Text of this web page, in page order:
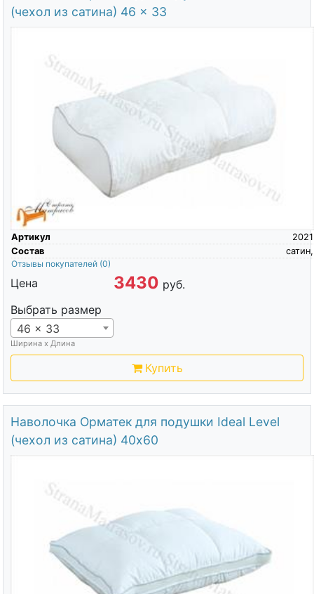
(чехол из сатина) 46 x 33
Артикул
2021
Состав
сатин,
Отзывы покупателей (0)
Цена 3430 руб.
Выбрать размер
46 x 33
Ширина х Длина
Купить
Наволочка Орматек для подушки Ideal Level
(чехол из сатина) 40х60